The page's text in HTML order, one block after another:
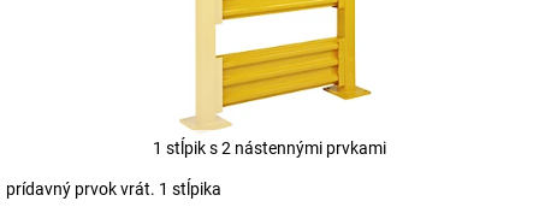
1 stĺpik s 2 nástennými prvkami
prídavný prvok vrát. 1 stĺpika